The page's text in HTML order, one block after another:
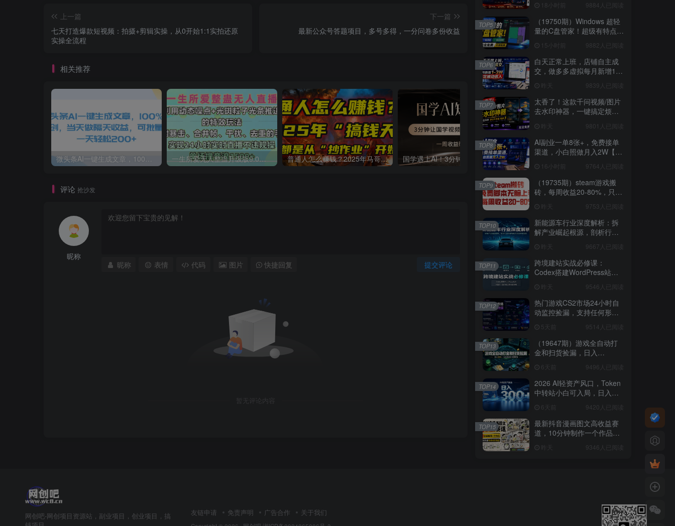
上一篇
七天打造爆款短视频：拍摄+剪辑实操，从0开始1:1实拍还原
实操全流程
下一篇
最新公众号答题项目，多号多得，一分问卷多份收益
相关推荐
微头条AI一键生成文章，100%过原创，当天做隔天收益，可批量，一天轻松200+ 一生所爱无人整蛊升级版9.0，利用动态噪点+光斑粒子光条推进的特效玩法，内附暴击、合并帧、干扰、去重的手法，实现24小时实时直播不违规操，单场日入1500+，小白也能无脑驾驭 普通人怎么赚钱？2025年马哥揭秘“搞钱天条”：高手都是从“抄作业”开始的！(3步法) 国学遇上AI！3分钟让国学视频破10万播放 粗暴有效！电商评论区引流，无店铺 + 精准 + 长期，懒人必备
评论 抢沙发
昵称
提交评论
昵称 表情 代码 图片 快捷回复
暂无评论内容
18小时前 9884人已阅读
（19750期）Windows 超轻
量的C盘管家！超级有特点，
2M大小体积，完全免费 C盘
管家
15小时前 9882人已阅读
TOP5
白天正常上班，店铺自主成
交，做多多虚拟每月新增1-
昨天 9839人已阅读
TOP6
太香了！这款千问视频/图片
去水印神器，一键搞定烦人
器拓展插件
昨天 9801人已阅读
TOP7
AI副业一单8张+，免费接单
渠道，小白照做月入2W【揭
16小时前 9764人已阅读
TOP8
（19735期）steam游戏搬
砖，每周收益20-80%，只需
万，零风险长期做
昨天 9753人已阅读
TOP9
新能源车行业深度解析：拆
解产业崛起根源，剖析行业
昨天 9667人已阅读
TOP10
跨境建站实战必修课：
Codex搭建WordPress站
量阵地
昨天 9546人已阅读
TOP11
热门游戏CS2市场24小时自
动监控捡漏，支持任何形式
手，日入300+【揭秘】
5天前 9514人已阅读
TOP12
（19647期）游戏全自动打
金和扫货捡漏，日入
可做！
6天前 9496人已阅读
TOP13
2026 AI轻资产风口，Token
中转站小白可入局，日入
6天前 9420人已阅读
TOP14
最新抖音漫画图文高收益赛
道，10分钟制作一个作品，
昨天 9346人已阅读
TOP15
网创吧-网创项目资源站，副业项目，创业项目，搞
友链申请 免责声明 广告合作 关于我们